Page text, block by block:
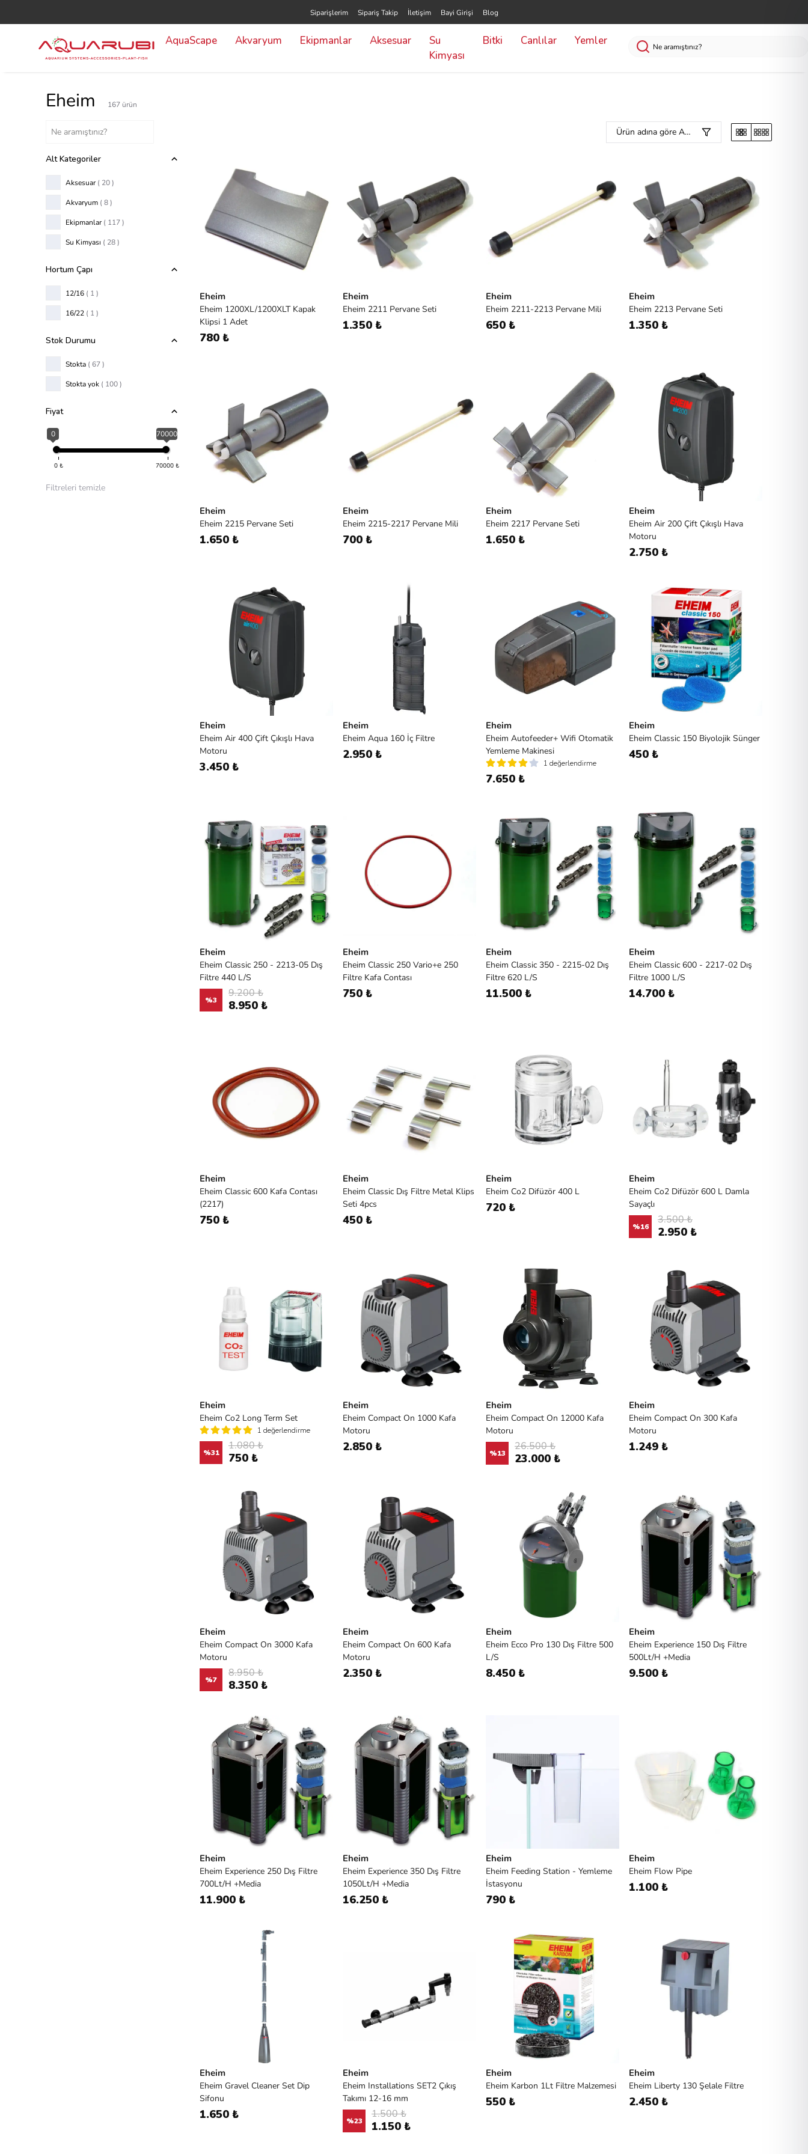
Siparişlerim Sipariş Takip İletişim Bayi Girişi Blog
AquaScape Akvaryum Ekipmanlar Aksesuar
Su
Kimyası
Bitki Canlılar Yemler
Eheim 167 ürün
Ürün adına göre A-Z
Alt Kategoriler
Aksesuar ( 20)
Akvaryum ( 8)
Ekipmanlar ( 117)
Su Kimyası ( 28)
Hortum Çapı
12/16 ( 1 )
16/22 ( 1 )
Stok Durumu
Stokta ( 67 )
Stokta yok ( 100 )
Fiyat
0 70000
0 ₺ 70000 ₺
Filtreleri temizle
Eheim
Eheim 1200XL/1200XLT Kapak
Klipsi 1 Adet
780 ₺
Eheim
Eheim 2211 Pervane Seti
1.350 ₺
Eheim
Eheim 2211-2213 Pervane Mili
650 ₺
Eheim
Eheim 2213 Pervane Seti
1.350 ₺
Eheim
Eheim 2215 Pervane Seti
1.650 ₺
Eheim
Eheim 2215-2217 Pervane Mili
700 ₺
Eheim
Eheim 2217 Pervane Seti
1.650 ₺
Eheim
Eheim Air 200 Çift Çıkışlı Hava
Motoru
2.750 ₺
Eheim
Eheim Air 400 Çift Çıkışlı Hava
Motoru
3.450 ₺
Eheim
Eheim Aqua 160 İç Filtre
2.950 ₺
Eheim
Eheim Autofeeder+ Wifi Otomatik
Yemleme Makinesi
1 değerlendirme
7.650 ₺
Eheim
Eheim Classic 150 Biyolojik Sünger
450 ₺
Eheim
Eheim Classic 250 - 2213-05 Dış
Filtre 440 L/S
%3
9.200 ₺
8.950 ₺
Eheim
Eheim Classic 250 Vario+e 250
Filtre Kafa Contası
750 ₺
Eheim
Eheim Classic 350 - 2215-02 Dış
Filtre 620 L/S
11.500 ₺
Eheim
Eheim Classic 600 - 2217-02 Dış
Filtre 1000 L/S
14.700 ₺
Eheim
Eheim Classic 600 Kafa Contası
(2217)
750 ₺
Eheim
Eheim Classic Dış Filtre Metal Klips
Seti 4pcs
450 ₺
Eheim
Eheim Co2 Difüzör 400 L
720 ₺
Eheim
Eheim Co2 Difüzör 600 L Damla
Sayaçlı
%16
3.500 ₺
2.950 ₺
Eheim
Eheim Co2 Long Term Set
1 değerlendirme
%31
1.080 ₺
750 ₺
Eheim
Eheim Compact On 1000 Kafa
Motoru
2.850 ₺
Eheim
Eheim Compact On 12000 Kafa
Motoru
%13
26.500 ₺
23.000 ₺
Eheim
Eheim Compact On 300 Kafa
Motoru
1.249 ₺
Eheim
Eheim Compact On 3000 Kafa
Motoru
%7
8.950 ₺
8.350 ₺
Eheim
Eheim Compact On 600 Kafa
Motoru
2.350 ₺
Eheim
Eheim Ecco Pro 130 Dış Filtre 500
L/S
8.450 ₺
Eheim
Eheim Experience 150 Dış Filtre
500Lt/H +Media
9.500 ₺
Eheim
Eheim Experience 250 Dış Filtre
700Lt/H +Media
11.900 ₺
Eheim
Eheim Experience 350 Dış Filtre
1050Lt/H +Media
16.250 ₺
Eheim
Eheim Feeding Station - Yemleme
İstasyonu
790 ₺
Eheim
Eheim Flow Pipe
1.100 ₺
Eheim
Eheim Gravel Cleaner Set Dip
Sifonu
1.650 ₺
Eheim
Eheim Installations SET2 Çıkış
Takımı 12-16 mm
%23
1.500 ₺
1.150 ₺
Eheim
Eheim Karbon 1Lt Filtre Malzemesi
550 ₺
Eheim
Eheim Liberty 130 Şelale Filtre
2.450 ₺